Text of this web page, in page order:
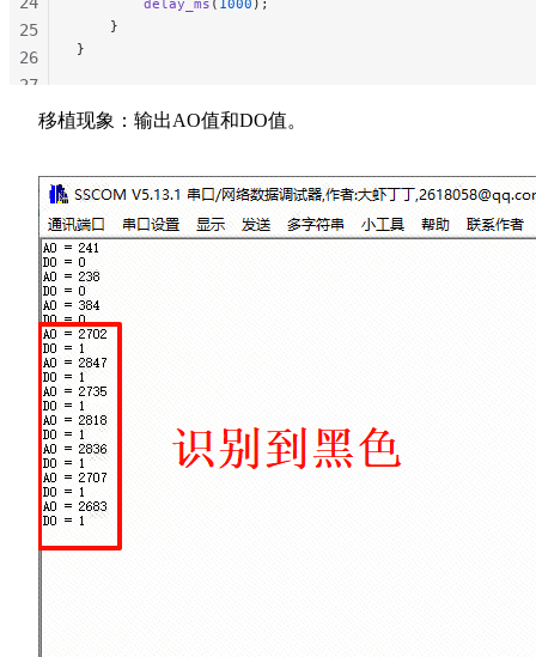
    }
}
25
26
27
移植现象：输出AO值和DO值。